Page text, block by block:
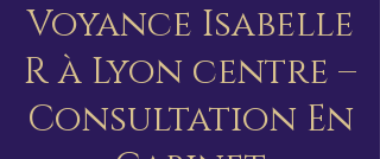
Voyance Isabelle
R à Lyon centre –
Consultation En